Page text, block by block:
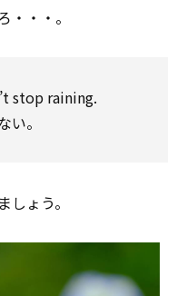
・・・。
stop raining.
。
ょう。